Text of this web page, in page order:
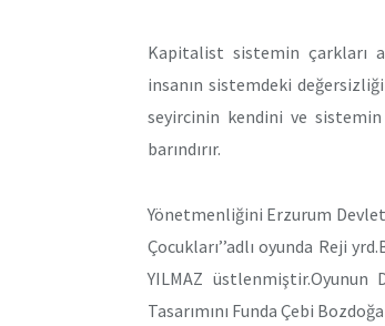
Kapitalist sistemin çarkları
insanın sistemdeki
seyircinin kendini ve
barındırır.
Yönetmenliğini Erzurum Devlet
Çocukları’’adlı oyunda Reji
YILMAZ üstlenmiştir.Oyunun
Tasarımını Funda Çebi